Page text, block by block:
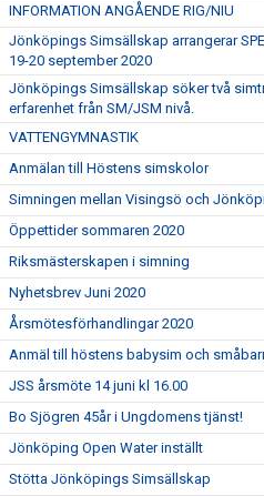
INFORMATION ANGÅENDE RIG/NIU
Jönköpings Simsällskap arrangerar
19-20 september 2020
Jönköpings Simsällskap söker två
erfarenhet från SM/JSM nivå.
VATTENGYMNASTIK
Anmälan till Höstens simskolor
Simningen mellan Visingsö och
Öppettider sommaren 2020
Riksmästerskapen i simning
Nyhetsbrev Juni 2020
Årsmötesförhandlingar 2020
Anmäl till höstens babysim och
JSS årsmöte 14 juni kl 16.00
Bo Sjögren 45år i Ungdomens tjänst!
Jönköping Open Water inställt
Stötta Jönköpings Simsällskap